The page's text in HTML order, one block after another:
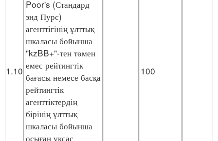
1.10
Poor's (Стандард
энд Пурс)
агенттігінің ұлттық
шкаласы бойынша
"kzBB+"-тен төмен
емес рейтингтік
бағасы немесе басқа
рейтингтік
агенттіктердің
бірінің ұлттық
шкаласы бойынша
осыған ұқсас
100